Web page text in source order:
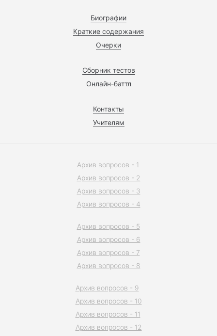
Биографии
Краткие содержания
Очерки
Сборник тестов
Онлайн-баттл
Контакты
Учителям
Архив вопросов - 1
Архив вопросов - 2
Архив вопросов - 3
Архив вопросов - 4
Архив вопросов - 5
Архив вопросов - 6
Архив вопросов - 7
Архив вопросов - 8
Архив вопросов - 9
Архив вопросов - 10
Архив вопросов - 11
Архив вопросов - 12